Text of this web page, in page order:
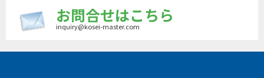
お問合せはこちら
inquiry@kosei-master.com